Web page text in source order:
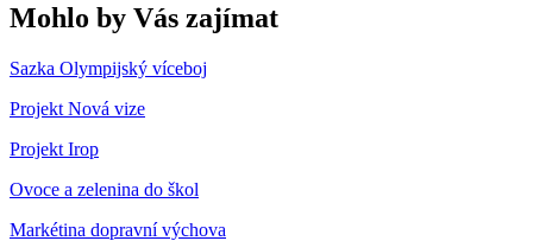
Mohlo by Vás zajímat
Sazka Olympijský víceboj
Projekt Nová vize
Projekt Irop
Ovoce a zelenina do škol
Markétina dopravní výchova